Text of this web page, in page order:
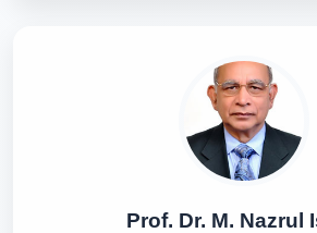
Prof. Dr. M. Nazrul